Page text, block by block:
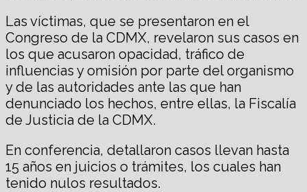
Las víctimas, que se presentaron en el
Congreso de la CDMX, revelaron sus casos en
los que acusaron opacidad, tráfico de
influencias y omisión por parte del organismo
y de las autoridades ante las que han
denunciado los hechos, entre ellas, la Fiscalía
de Justicia de la CDMX.
En conferencia, detallaron casos llevan hasta
15 años en juicios o trámites, los cuales han
tenido nulos resultados.